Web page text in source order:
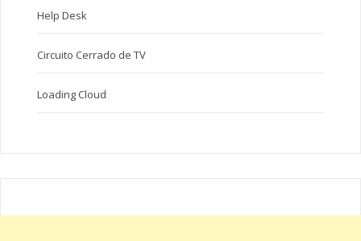
Help Desk
Circuito Cerrado de TV
Loading Cloud